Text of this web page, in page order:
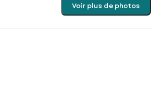
Voir plus de photos